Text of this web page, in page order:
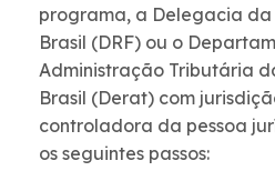
programa, a Delegacia
Brasil (DRF) ou o
Administração Tributária
Brasil (Derat) com
controladora da pessoa
os seguintes passos: